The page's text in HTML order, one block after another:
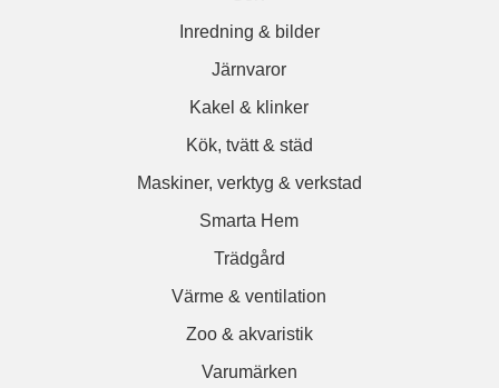
Inredning & bilder
Järnvaror
Kakel & klinker
Kök, tvätt & städ
Maskiner, verktyg & verkstad
Smarta Hem
Trädgård
Värme & ventilation
Zoo & akvaristik
Varumärken